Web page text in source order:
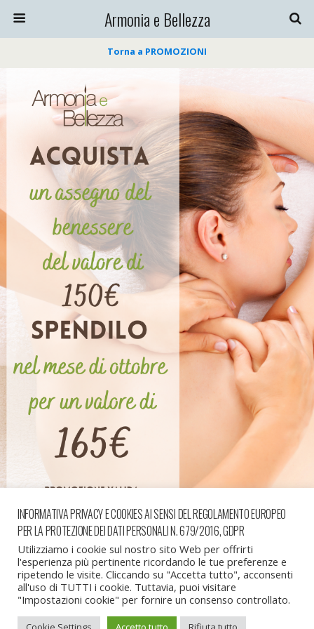
Armonia e Bellezza
Torna a PROMOZIONI
« precedente in galleria successiva in galleria »
Torna su
INFORMATIVA PRIVACY E COOKIES AI SENSI DEL REGOLAMENTO EUROPEO
PER LA PROTEZIONE DEI DATI PERSONALI N. 679/2016, GDPR
Utilizziamo i cookie sul nostro sito Web per offrirti
l'esperienza più pertinente ricordando le tue preferenze e
ripetendo le visite. Cliccando su "Accetta tutto", acconsenti
all'uso di TUTTI i cookie. Tuttavia, puoi visitare
"Impostazioni cookie" per fornire un consenso controllato.